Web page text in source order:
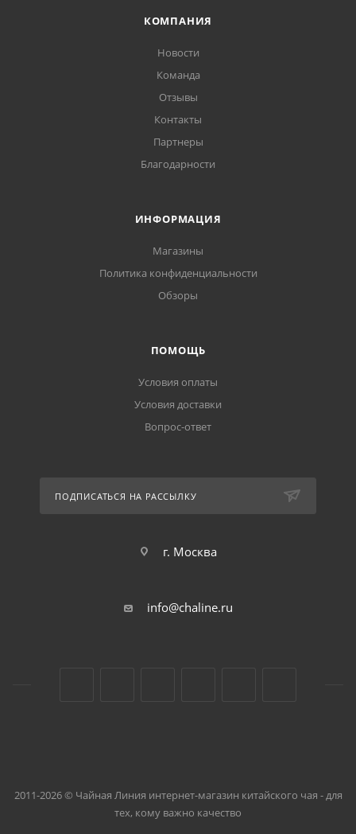
КОМПАНИЯ
Новости
Команда
Отзывы
Контакты
Партнеры
Благодарности
ИНФОРМАЦИЯ
Магазины
Политика конфиденциальности
Обзоры
ПОМОЩЬ
Условия оплаты
Условия доставки
Вопрос-ответ
ПОДПИСАТЬСЯ НА РАССЫЛКУ
г. Москва
info@chaline.ru
2011-2026 © Чайная Линия интернет-магазин китайского чая - для
тех, кому важно качество